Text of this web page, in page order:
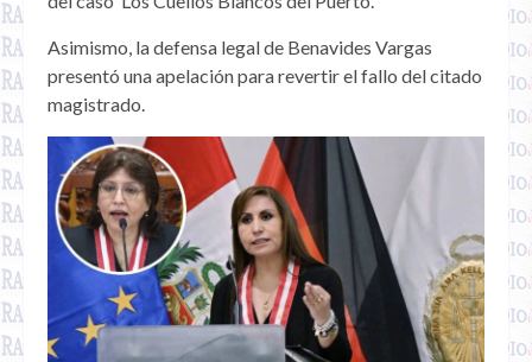
Asimismo, la defensa legal de Benavides Vargas
presentó una apelación para revertir el fallo del citado
magistrado.